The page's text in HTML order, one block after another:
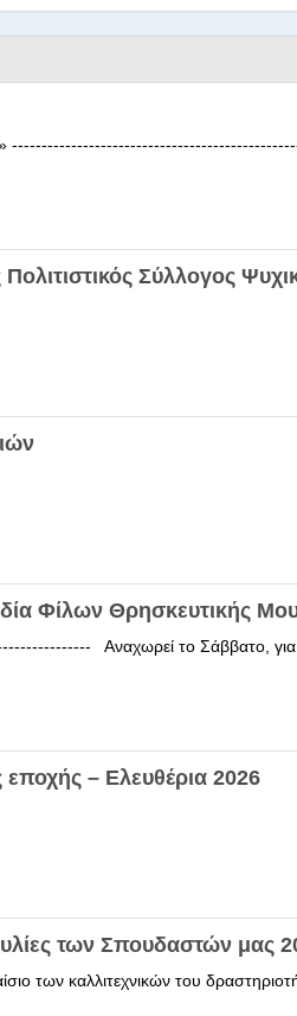
Στέγης
Ελληνικών Χορωδιών
Σύλλογος
Φίλων Θρησκευτικής
Αναχωρεί το Σάββατο, για
– Ελευθέρια 2026
των Σπουδαστών μας
των καλλιτεχνικών του